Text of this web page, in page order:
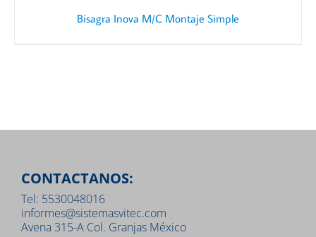
Bisagra Inova M/C Montaje Simple
CONTACTANOS:
Tel: 5530048016
informes@sistemasvitec.com
Avena 315-A Col. Granjas México